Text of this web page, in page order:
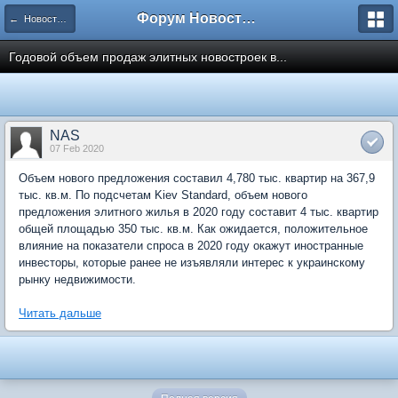
← Новости рынка недвижимости Форум Новостройки
Годовой объем продаж элитных новостроек в...
NAS
07 Feb 2020
Объем нового предложения составил 4,780 тыс. квартир на 367,9
тыс. кв.м. По подсчетам Kiev Standard, объем нового
предложения элитного жилья в 2020 году составит 4 тыс. квартир
общей площадью 350 тыс. кв.м. Как ожидается, положительное
влияние на показатели спроса в 2020 году окажут иностранные
инвесторы, которые ранее не изъявляли интерес к украинскому
рынку недвижимости.
Читать дальше